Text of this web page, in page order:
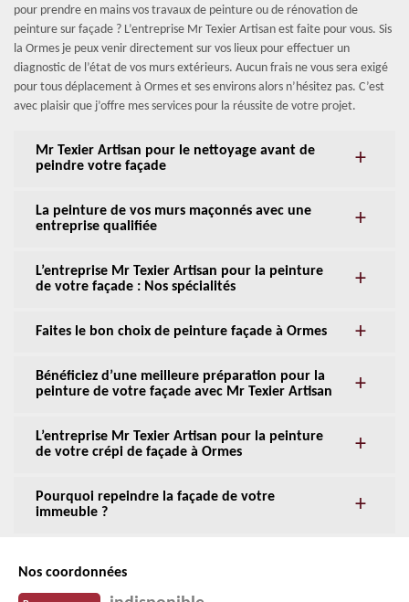
pour prendre en mains vos travaux de peinture ou de rénovation de
peinture sur façade ? L’entreprise Mr Texier Artisan est faite pour vous. Sis
la Ormes je peux venir directement sur vos lieux pour effectuer un
diagnostic de l’état de vos murs extérieurs. Aucun frais ne vous sera exigé
pour tous déplacement à Ormes et ses environs alors n’hésitez pas. C’est
avec plaisir que j’offre mes services pour la réussite de votre projet.
Mr Texier Artisan pour le nettoyage avant de
peindre votre façade
La peinture de vos murs maçonnés avec une
entreprise qualifiée
L’entreprise Mr Texier Artisan pour la peinture
de votre façade : Nos spécialités
Faites le bon choix de peinture façade à Ormes
Bénéficiez d’une meilleure préparation pour la
peinture de votre façade avec Mr Texier Artisan
L’entreprise Mr Texier Artisan pour la peinture
de votre crépi de façade à Ormes
Pourquoi repeindre la façade de votre
immeuble ?
Nos coordonnées